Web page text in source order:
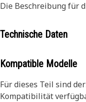
Die Beschreibung für
Technische Daten
Kompatible Modelle
Für dieses Teil sind
Kompatibilität